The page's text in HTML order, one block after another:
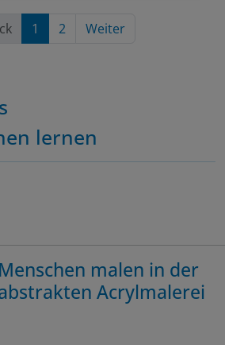
1 2 Weiter
lernen
Menschen malen in der
Acrylmalerei